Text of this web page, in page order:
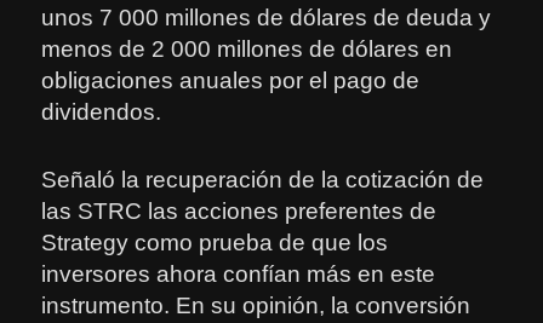
unos 7 000 millones de dólares de deuda y
menos de 2 000 millones de dólares en
obligaciones anuales por el pago de
dividendos.
Señaló la recuperación de la cotización de
las STRC las acciones preferentes de
Strategy como prueba de que los
inversores ahora confían más en este
instrumento. En su opinión, la conversión